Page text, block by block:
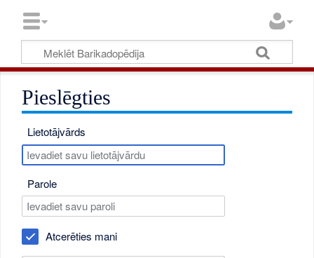
Pieslēgties
Lietotājvārds
Parole
Atcerēties mani